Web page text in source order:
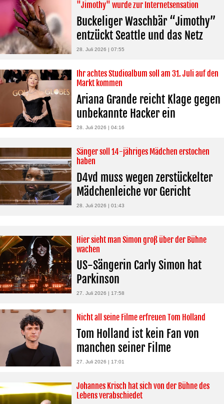
"Jimothy" wurde zur Internetsensation
Buckeliger Waschbär “Jimothy”
entzückt Seattle und das Netz
28. Juli 2026 | 07:55
Ihr achtes Studioalbum soll am 31. Juli auf den
Markt kommen
Ariana Grande reicht Klage gegen
unbekannte Hacker ein
28. Juli 2026 | 04:16
Sänger soll 14-jähriges Mädchen erstochen
haben
D4vd muss wegen zerstückelter
Mädchenleiche vor Gericht
28. Juli 2026 | 01:43
Hier sieht man Simon groß über der Bühne
wachen
US-Sängerin Carly Simon hat
Parkinson
27. Juli 2026 | 17:58
Nicht all seine Filme erfreuen Tom Holland
Tom Holland ist kein Fan von
manchen seiner Filme
27. Juli 2026 | 17:01
Johannes Krisch hat sich von der Bühne des
Lebens verabschiedet